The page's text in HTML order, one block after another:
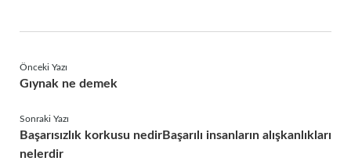
Önceki Yazı
Gıynak ne demek
Sonraki Yazı
Başarısızlık korkusu nedirBaşarılı insanların alışkanlıkları
nelerdir